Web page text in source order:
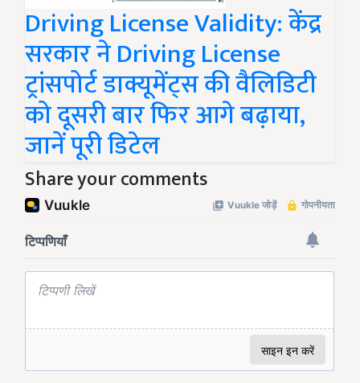
Driving License Validity: केंद्र
सरकार ने Driving License
ट्रांसपोर्ट डाक्यूमेंट्स की वैलिडिटी
को दूसरी बार फिर आगे बढ़ाया,
जानें पूरी डिटेल
Share your comments